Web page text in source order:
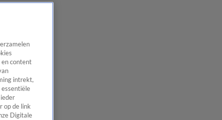
en content
intrekt,
op de link
Digitale